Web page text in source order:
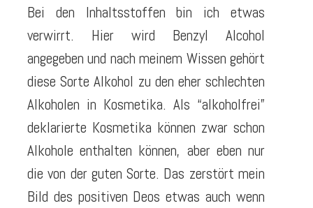
Bei den Inhaltsstoffen bin ich etwas
verwirrt. Hier wird Benzyl Alcohol
angegeben und nach meinem Wissen gehört
diese Sorte Alkohol zu den eher schlechten
Alkoholen in Kosmetika. Als “alkoholfrei”
deklarierte Kosmetika können zwar schon
Alkohole enthalten können, aber eben nur
die von der guten Sorte. Das zerstört mein
Bild des positiven Deos etwas auch wenn